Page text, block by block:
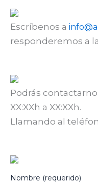
Escríbenos a
responderemos a
Podrás
XX:XXh a XX:XXh.
Llamando al
Nombre (requerido)